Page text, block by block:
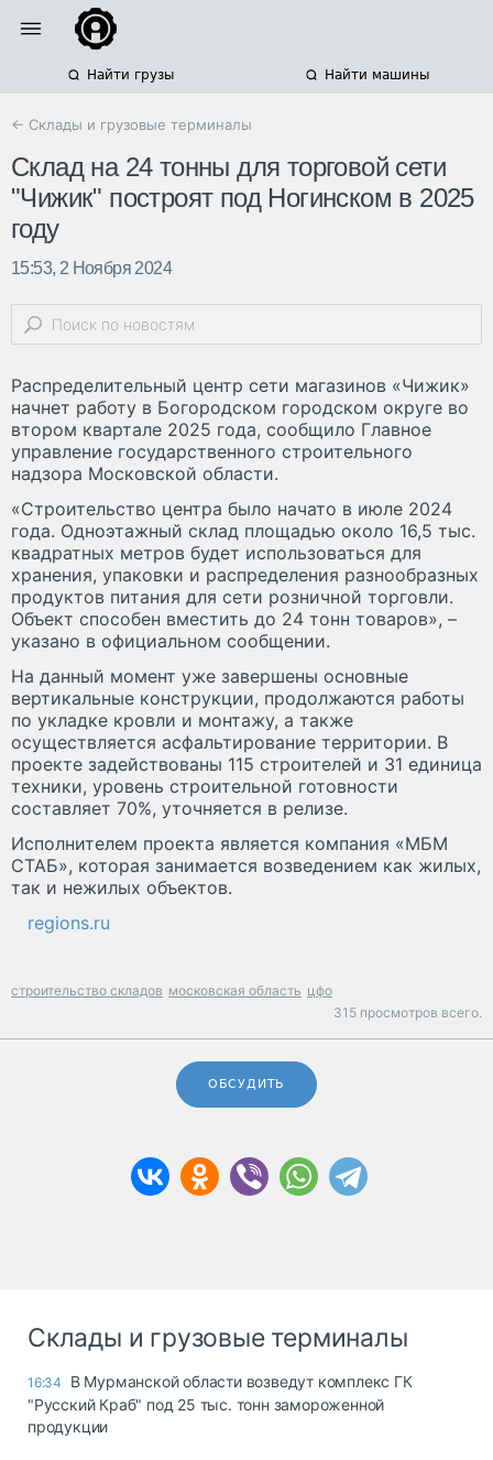
Найти грузы Найти машины
← Склады и грузовые терминалы
Склад на 24 тонны для торговой сети
"Чижик" построят под Ногинском в 2025
году
15:53, 2 Ноября 2024
Распределительный центр сети магазинов «Чижик»
начнет работу в Богородском городском округе во
втором квартале 2025 года, сообщило Главное
управление государственного строительного
надзора Московской области.
«Строительство центра было начато в июле 2024
года. Одноэтажный склад площадью около 16,5 тыс.
квадратных метров будет использоваться для
хранения, упаковки и распределения разнообразных
продуктов питания для сети розничной торговли.
Объект способен вместить до 24 тонн товаров», –
указано в официальном сообщении.
На данный момент уже завершены основные
вертикальные конструкции, продолжаются работы
по укладке кровли и монтажу, а также
осуществляется асфальтирование территории. В
проекте задействованы 115 строителей и 31 единица
техники, уровень строительной готовности
составляет 70%, уточняется в релизе.
Исполнителем проекта является компания «МБМ
СТАБ», которая занимается возведением как жилых,
так и нежилых объектов.
regions.ru
строительство складов московская область цфо
315 просмотров всего.
ОБСУДИТЬ
Склады и грузовые терминалы
16:34
В Мурманской области возведут комплекс ГК
"Русский Краб" под 25 тыс. тонн замороженной
продукции